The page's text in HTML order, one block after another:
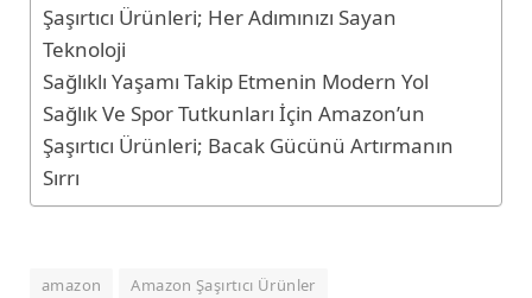
Şaşırtıcı Ürünleri; Her Adımınızı Sayan
Teknoloji
Sağlıklı Yaşamı Takip Etmenin Modern Yol
Sağlık Ve Spor Tutkunları İçin Amazon’un
Şaşırtıcı Ürünleri; Bacak Gücünü Artırmanın
Sırrı
amazon
Amazon Şaşırtıcı Ürünler